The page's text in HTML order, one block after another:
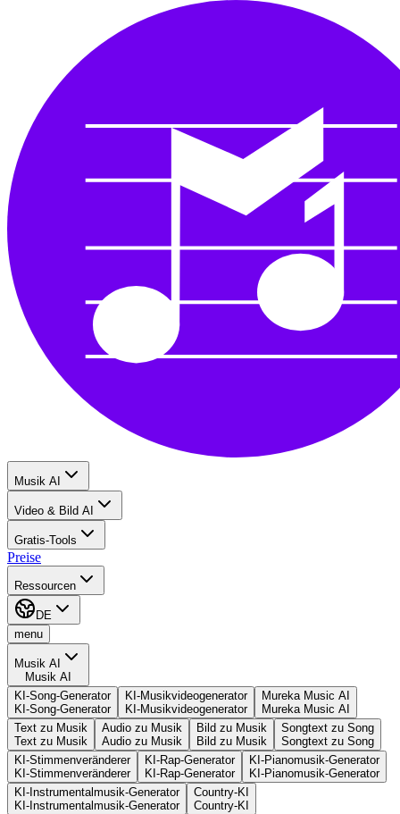
Musik AI
Video & Bild AI
Gratis-Tools
Preise
Ressourcen
DE
menu
Musik AI
Musik AI
KI-Song-Generator
KI-Song-Generator
KI-Musikvideogenerator
KI-Musikvideogenerator
Mureka Music AI
Mureka Music AI
Text zu Musik
Text zu Musik
Audio zu Musik
Audio zu Musik
Bild zu Musik
Bild zu Musik
Songtext zu Song
Songtext zu Song
KI-Stimmenveränderer
KI-Stimmenveränderer
KI-Rap-Generator
KI-Rap-Generator
KI-Pianomusik-Generator
KI-Pianomusik-Generator
KI-Instrumentalmusik-Generator
KI-Instrumentalmusik-Generator
Country-KI
Country-KI